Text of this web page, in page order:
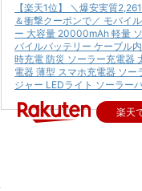
【楽天1位】 ＼爆安実質
＆衝撃クーポンで／ モバイ
ー 大容量 20000mAh 軽量
バイルバッテリー ケーブル
時充電 防災 ソーラー充電器
電器 薄型 スマホ充電器 ソー
ジャー LEDライト ソーラー
楽天